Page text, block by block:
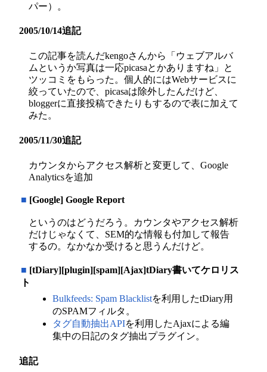
パー）。
2005/10/14追記
この記事を読んだkengoさんから「ウェブアルバ
ムというか写真は一応picasaとかありますね」と
ツッコミをもらった。個人的にはWebサービスに
絞っていたので、picasaは除外したんだけど、
bloggerに直接投稿できたりもするので表に加えて
みた。
2005/11/30追記
カウンタからアクセス解析と変更して、Google
Analyticsを追加
■ [Google] Google Report
というのはどうだろう。カウンタやアクセス解析
だけじゃなくて、SEM的な情報も付加して報告
するの。なかなか受けると思うんだけど。
■ [tDiary][plugin][spam][Ajax]tDiary書いてケロリス
ト
Bulkfeeds: Spam Blacklistを利用したtDiary用
のSPAMフィルタ。
タグ自動抽出APIを利用したAjaxによる編
集中の日記のタグ抽出プラグイン。
追記